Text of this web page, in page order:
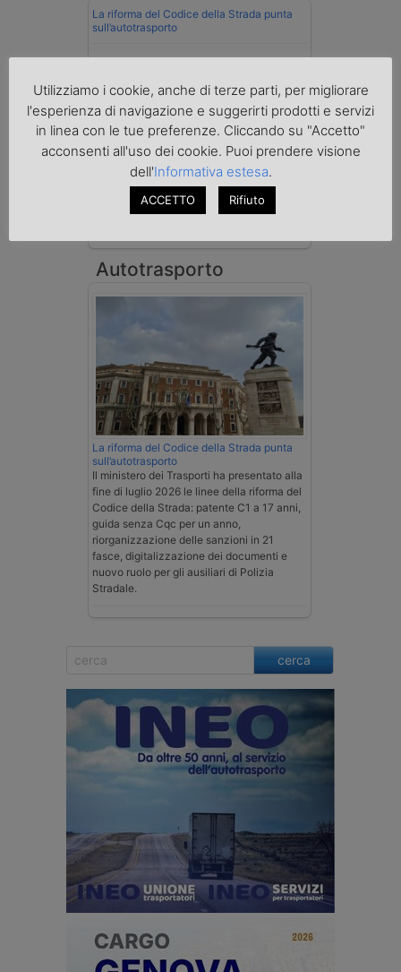
La riforma del Codice della Strada punta
sull’autotrasporto
Cassazione conferma validità multe per
velocità col cronotachigrafo
La Cassazione conferma la qualifica di
spedizioniere-vettore
Esenzione Iva nei trasporti internazionali
Autotrasporto
La riforma del Codice della Strada punta
sull’autotrasporto
Il ministero dei Trasporti ha presentato alla
fine di luglio 2026 le linee della riforma del
Codice della Strada: patente C1 a 17 anni,
guida senza Cqc per un anno,
riorganizzazione delle sanzioni in 21
fasce, digitalizzazione dei documenti e
nuovo ruolo per gli ausiliari di Polizia
Stradale.
cerca
Utilizziamo i cookie, anche di terze parti, per migliorare
l'esperienza di navigazione e suggerirti prodotti e servizi
in linea con le tue preferenze. Cliccando su "Accetto"
acconsenti all'uso dei cookie. Puoi prendere visione
dell'Informativa estesa.
ACCETTO Rifiuto